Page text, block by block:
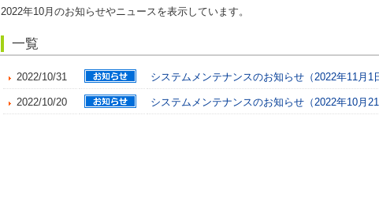
2022年10月のお知らせやニュースを表示しています。
一覧
2022/10/31 システムメンテナンスのお知らせ（2022年11月1
2022/10/20 システムメンテナンスのお知らせ（2022年10月